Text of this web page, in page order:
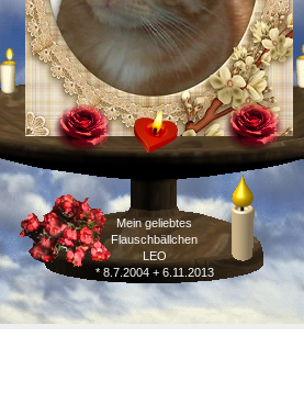
Mein geliebtes
Flauschbällchen
LEO
* 8.7.2004 + 6.11.2013